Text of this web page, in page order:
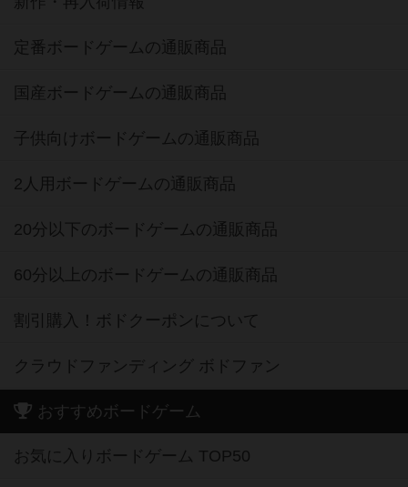
定番ボードゲームの通販商品
国産ボードゲームの通販商品
子供向けボードゲームの通販商品
2人用ボードゲームの通販商品
20分以下のボードゲームの通販商品
60分以上のボードゲームの通販商品
割引購入！ボドクーポンについて
クラウドファンディング ボドファン
おすすめボードゲーム
お気に入りボードゲーム TOP50